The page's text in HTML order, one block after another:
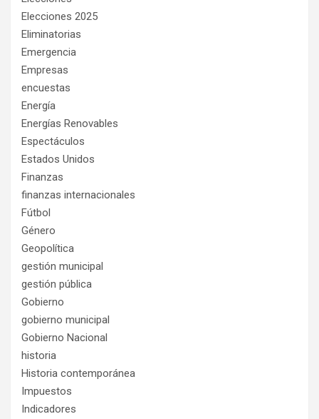
Elecciones 2025
Eliminatorias
Emergencia
Empresas
encuestas
Energía
Energías Renovables
Espectáculos
Estados Unidos
Finanzas
finanzas internacionales
Fútbol
Género
Geopolítica
gestión municipal
gestión pública
Gobierno
gobierno municipal
Gobierno Nacional
historia
Historia contemporánea
Impuestos
Indicadores